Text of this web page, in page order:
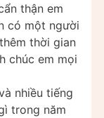
thận em
có một người
thời gian
chúc em mọi
nhiều tiếng
trong năm